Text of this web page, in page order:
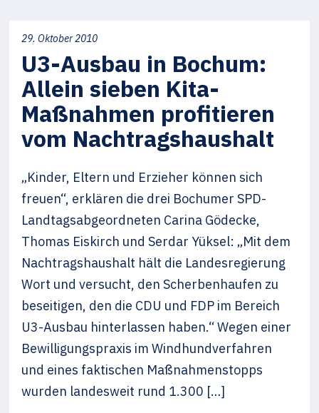
29. Oktober 2010
U3-Ausbau in Bochum:
Allein sieben Kita-
Maßnahmen profitieren
vom Nachtragshaushalt
„Kinder, Eltern und Erzieher können sich
freuen“, erklären die drei Bochumer SPD-
Landtagsabgeordneten Carina Gödecke,
Thomas Eiskirch und Serdar Yüksel: „Mit dem
Nachtragshaushalt hält die Landesregierung
Wort und versucht, den Scherbenhaufen zu
beseitigen, den die CDU und FDP im Bereich
U3-Ausbau hinterlassen haben.“ Wegen einer
Bewilligungspraxis im Windhundverfahren
und eines faktischen Maßnahmenstopps
wurden landesweit rund 1.300 […]